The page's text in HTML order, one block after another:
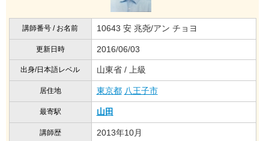
講師番号 / お名前 10643 安 兆尧/アン チョヨ
更新日時 2016/06/03
出身/日本語レベル 山東省 / 上級
居住地 東京都 八王子市
最寄駅 山田
講師歴 2013年10月